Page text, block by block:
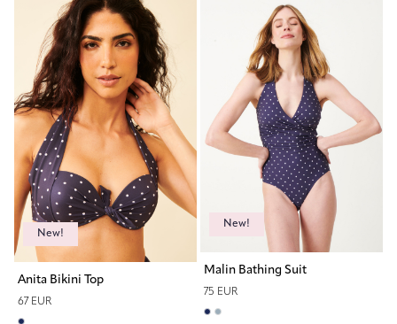
New!
Anita Bikini Top
67 EUR
New!
Malin Bathing Suit
75 EUR